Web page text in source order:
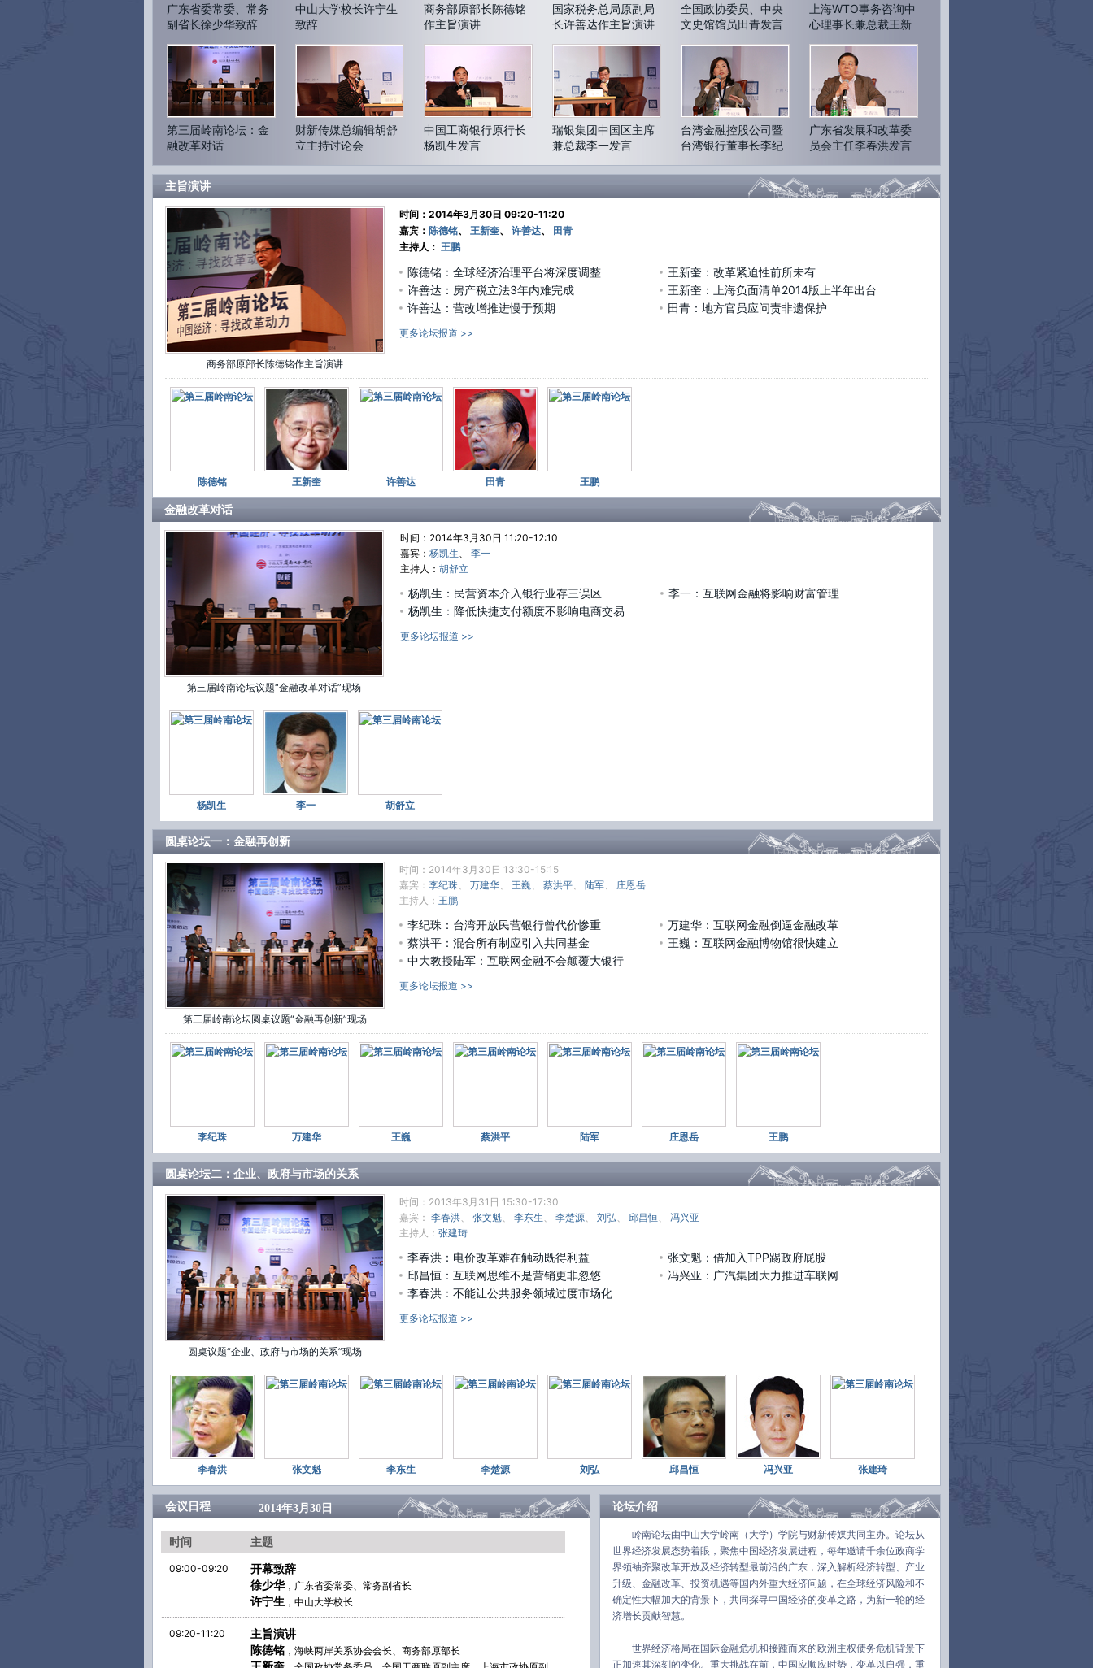
企引入国企。避免寻租的最好方法是招标拍卖
资产,吸引共同基金进入。“我建议第一步将央企
3月30日 18:26
转发(15)
#第三届岭南论坛#【
王巍:互联网金融博物馆很
快建立】(郑丽纯)中国金融博物馆理事长、中国
并购公会会长王巍对财新记者表示,互联网金融
博物馆正在筹备过程中,很快将会建立。届时将
收藏P2P、比特币、众筹等互联网金融创新产
3月30日 18:06
转发(15) 评论(9)
户而改变;第二个是数据驱动的。包括互联网金
融产品在内,都是基于用户为中心的思维。
http://t.cn/8sISLbw
3月30日 17:51
指出,目前公共服务领域已经过度市场化。在教
育领域,幼儿园变成了“药儿园”;在医疗领域,医
http://t.cn/8sI6SWD
http://t.cn/8sIiU6L
3月30日 16:43
转发(35) 评论(19)
融的变革,自己不动不变是不行的。与此同时,监
管公平很重要。而余额宝们不在监管体系之内,
产生了监管空白,这就造成了监管不公平。
纪珠称,1989年台湾开放民营银行并废除利率管
制。由于准入法规缺陷,致民营银行数量过多、
#第三届岭南论坛#【
富管理】(戴甜)瑞银中国区主席兼总裁李一表
示,互联网未来将影响财富管理。“对于单一的收
购、上市等业务,互联网现在还没有完全涉及,但
#第三届岭南论坛#【王新奎:上海负面清单
http://t.cn/8sIICoU
3月30日 15:14
转发(7) 评论(1)
#第三届岭南论坛#【
不影响电商交易】对于四大行降低快捷支付额
度,工商银行原行长杨凯生表示,降低快捷支付额
度不会影响电商交易。单笔限额的降低只是将
之前“小额”的定义定量化。快捷支付额度虽受限
http://t.cn/8sIfMa1
3月30日 14:50
转发(51) 评论(16)
#第三届岭南论坛#【杨凯生谈民营银行三误
区】工行原行长杨凯生认为,民营银行的发起设
立存在三个认识误区。第一,民营银行是否可以
赚大钱?第二,是否可以解决自身融资难问题?第
三,是不是可以有效的解决小微企业融资贵问题?
3月30日 14:08
转发(19) 评论(11)
广东省委常委、常务
副省长徐少华致辞
中山大学校长许宁生
致辞
商务部原部长陈德铭
作主旨演讲
国家税务总局原副局
长许善达作主旨演讲
全国政协委员、中央
文史馆馆员田青发言
上海WTO事务咨询中
心理事长兼总裁王新
第三届岭南论坛：金
融改革对话
财新传媒总编辑胡舒
立主持讨论会
中国工商银行原行长
杨凯生发言
瑞银集团中国区主席
兼总裁李一发言
台湾金融控股公司暨
台湾银行董事长李纪
广东省发展和改革委
员会主任李春洪发言
主旨演讲
商务部原部长陈德铭作主旨演讲
时间：2014年3月30日 09:20-11:20
嘉宾： 陈德铭、 王新奎、 许善达、 田青
主持人： 王鹏
陈德铭：全球经济治理平台将深度调整
王新奎：改革紧迫性前所未有
许善达：房产税立法3年内难完成
王新奎：上海负面清单2014版上半年出台
许善达：营改增推进慢于预期
田青：地方官员应问责非遗保护
更多论坛报道 >>
陈德铭 王新奎 许善达 田青 王鹏
金融改革对话
第三届岭南论坛议题“金融改革对话”现场
时间：2014年3月30日 11:20-12:10
嘉宾： 杨凯生、 李一
主持人： 胡舒立
杨凯生：民营资本介入银行业存三误区
李一：互联网金融将影响财富管理
杨凯生：降低快捷支付额度不影响电商交易
更多论坛报道 >>
杨凯生 李一 胡舒立
圆桌论坛一：金融再创新
第三届岭南论坛圆桌议题“金融再创新”现场
时间：2014年3月30日 13:30-15:15
嘉宾： 李纪珠、 万建华、 王巍、 蔡洪平、 陆军、 庄恩岳
主持人： 王鹏
李纪珠：台湾开放民营银行曾代价惨重
万建华：互联网金融倒逼金融改革
蔡洪平：混合所有制应引入共同基金
王巍：互联网金融博物馆很快建立
中大教授陆军：互联网金融不会颠覆大银行
更多论坛报道 >>
李纪珠 万建华 王巍 蔡洪平 陆军 庄恩岳 王鹏
圆桌论坛二：企业、政府与市场的关系
圆桌议题“企业、政府与市场的关系”现场
时间：2013年3月31日 15:30-17:30
嘉宾： 李春洪、 张文魁、 李东生、 李楚源、 刘弘、 邱昌恒、 冯兴亚
主持人： 张建琦
李春洪：电价改革难在触动既得利益
张文魁：借加入TPP踢政府屁股
邱昌恒：互联网思维不是营销更非忽悠
冯兴亚：广汽集团大力推进车联网
李春洪：不能让公共服务领域过度市场化
更多论坛报道 >>
李春洪 张文魁 李东生 李楚源 刘弘 邱昌恒 冯兴亚 张建琦
会议日程 2014年3月30日
时间 主题
09:00-09:20
开幕致辞
徐少华，广东省委常委、常务副省长
许宁生 ，中山大学校长
09:20-11:20
主旨演讲
陈德铭 ，海峡两岸关系协会会长、商务部原部长
论坛介绍
岭南论坛由中山大学岭南（大学）学院与财新传媒共同主办。论坛从
世界经济发展态势着眼，聚焦中国经济发展进程，每年邀请千余位政商学
界领袖齐聚改革开放及经济转型最前沿的广东，深入解析经济转型、产业
升级、金融改革、投资机遇等国内外重大经济问题，在全球经济风险和不
确定性大幅加大的背景下，共同探寻中国经济的变革之路，为新一轮的经
济增长贡献智慧。
世界经济格局在国际金融危机和接踵而来的欧洲主权债务危机背景下
正加速其深刻的变化。重大挑战在前，中国应顺应时势，变革以自强，重